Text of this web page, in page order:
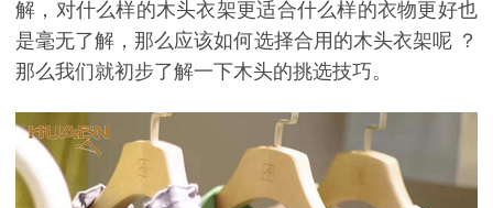
解，对什么样的木头衣架更适合什么样的衣物更好也
是毫无了解，那么应该如何选择合用的木头衣架呢 ？
那么我们就初步了解一下木头的挑选技巧。